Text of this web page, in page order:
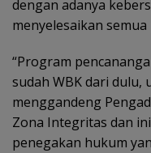
dengan adanya
menyelesaikan
“Program
sudah WBK dari dulu,
menggandeng
Zona Integritas dan
penegakan hukum